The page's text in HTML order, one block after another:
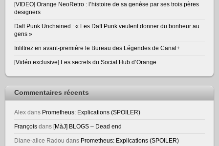
[VIDEO] Orange NeoRetro : l’histoire de sa genèse par ses trois pères
designers
Daft Punk Unchained : « Les Daft Punk veulent donner du bonheur au
gens »
Infiltrez en avant-première le Bureau des Légendes de Canal+
[Vidéo exclusive] Les secrets du Social Hub d’Orange
Commentaires récents
Alex dans Prometheus: Explications (SPOILER)
François dans[MàJ] BLOGS – Dead end
Diane-alice Radou dans Prometheus: Explications (SPOILER)